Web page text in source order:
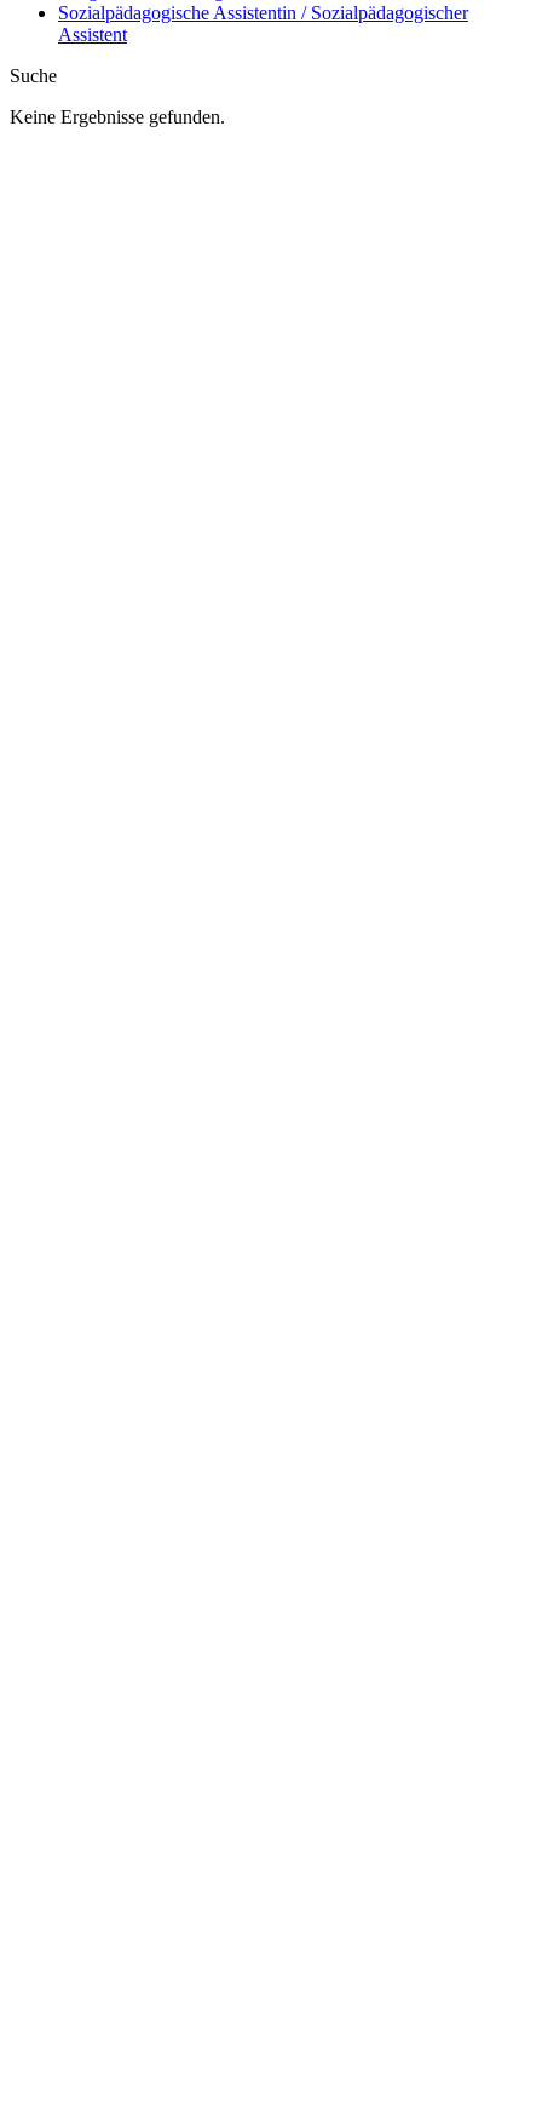
Sozialpädagogische Assistentin / Sozialpädagogischer
Assistent
Suche
Keine Ergebnisse gefunden.